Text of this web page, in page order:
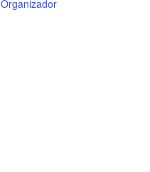
Organizador